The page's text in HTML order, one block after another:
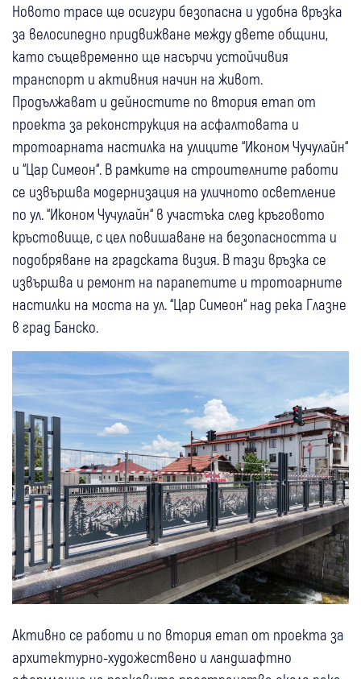
Новото трасе ще осигури безопасна и удобна връзка
за велосипедно придвижване между двете общини,
като същевременно ще насърчи устойчивия
транспорт и активния начин на живот.
Продължават и дейностите по втория етап от
проекта за реконструкция на асфалтовата и
тротоарната настилка на улиците “Иконом Чучулайн“
и “Цар Симеон“. В рамките на строителните работи
се извършва модернизация на уличното осветление
по ул. “Иконом Чучулайн“ в участъка след кръговото
кръстовище, с цел повишаване на безопасността и
подобряване на градската визия. В тази връзка се
извършва и ремонт на парапетите и тротоарните
настилки на моста на ул. “Цар Симеон“ над река Глазне
в град Банско.
Активно се работи и по втория етап от проекта за
архитектурно-художествено и ландшафтно